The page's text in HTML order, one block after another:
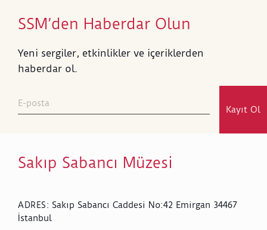
SSM’den Haberdar Olun
Yeni sergiler, etkinlikler ve içeriklerden
haberdar ol.
Kayıt Ol
Sakıp Sabancı Müzesi
ADRES: Sakıp Sabancı Caddesi No:42 Emirgan 34467
İstanbul